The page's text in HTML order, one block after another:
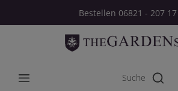
Zum Hauptinhalt springen
Bestellen 06821 - 207